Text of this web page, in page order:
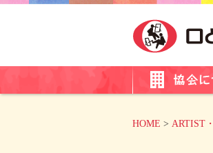
HOME > ARTIST